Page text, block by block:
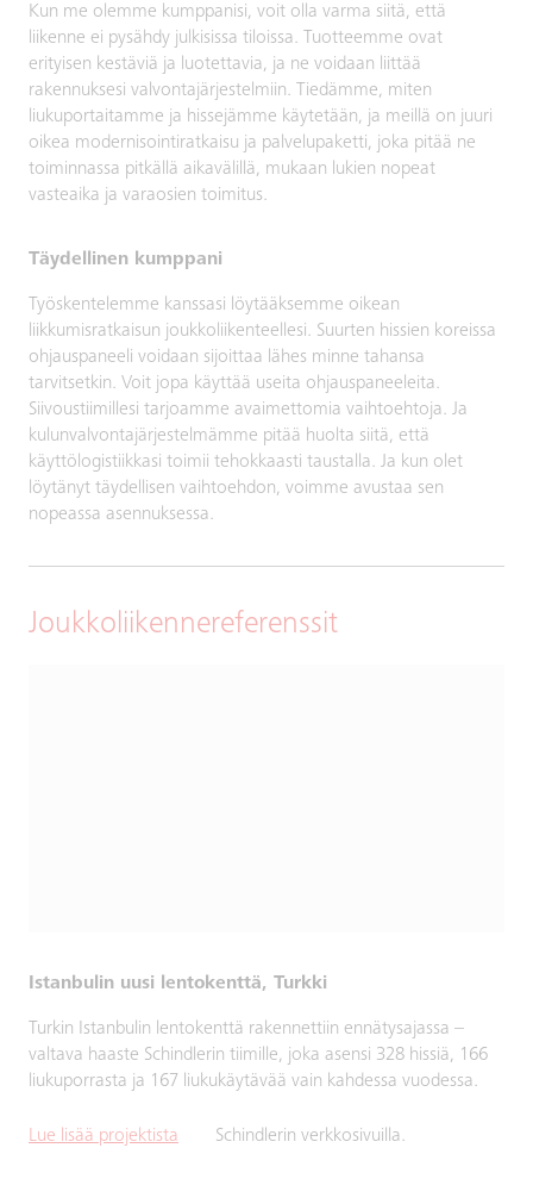
Kun me olemme kumppanisi, voit olla varma siitä, että
liikenne ei pysähdy julkisissa tiloissa. Tuotteemme ovat
erityisen kestäviä ja luotettavia, ja ne voidaan liittää
rakennuksesi valvontajärjestelmiin. Tiedämme, miten
liukuportaitamme ja hissejämme käytetään, ja meillä on juuri
oikea modernisointiratkaisu ja palvelupaketti, joka pitää ne
toiminnassa pitkällä aikavälillä, mukaan lukien nopeat
vasteaika ja varaosien toimitus.
Täydellinen kumppani
Työskentelemme kanssasi löytääksemme oikean
liikkumisratkaisun joukkoliikenteellesi. Suurten hissien koreissa
ohjauspaneeli voidaan sijoittaa lähes minne tahansa
tarvitsetkin. Voit jopa käyttää useita ohjauspaneeleita.
Siivoustiimillesi tarjoamme avaimettomia vaihtoehtoja. Ja
kulunvalvontajärjestelmämme pitää huolta siitä, että
käyttölogistiikkasi toimii tehokkaasti taustalla. Ja kun olet
löytänyt täydellisen vaihtoehdon, voimme avustaa sen
nopeassa asennuksessa.
Joukkoliikennereferenssit
Istanbulin uusi lentokenttä, Turkki
Turkin Istanbulin lentokenttä rakennettiin ennätysajassa –
valtava haaste Schindlerin tiimille, joka asensi 328 hissiä, 166
liukuporrasta ja 167 liukukäytävää vain kahdessa vuodessa.
Lue lisää projektista Schindlerin verkkosivuilla.